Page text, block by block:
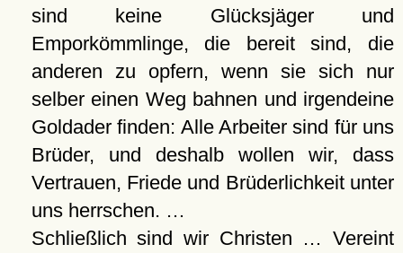
sind keine Glücksjäger und
Emporkömmlinge, die bereit sind, die
anderen zu opfern, wenn sie sich nur
selber einen Weg bahnen und irgendeine
Goldader finden: Alle Arbeiter sind für uns
Brüder, und deshalb wollen wir, dass
Vertrauen, Friede und Brüderlichkeit unter
uns herrschen. …
Schließlich sind wir Christen … Vereint